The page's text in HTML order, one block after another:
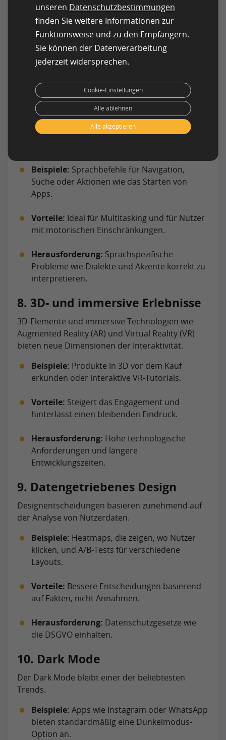
animiert werden.
Vorteile:Verbessert die Nutzerbindung und
macht Interaktionen flüssiger.
Herausforderung:
können verwirren und das Design überladen.
7. Voice User Interfaces (VUI)
Die Nutzung von sprachgesteuerten Interfaces
wächst stetig, da sie intuitive Interaktionen
Beispiele: Sprachbefehle für Navigation,
Suche oder Aktionen wie das Starten von
Apps.
Vorteile: Ideal für Multitasking und für Nutzer
mit motorischen Einschränkungen.
Herausforderung: Sprachspezifische
Probleme wie Dialekte und Akzente korrekt zu
interpretieren.
8. 3D- und immersive Erlebnisse
3D-Elemente und immersive Technologien wie
Augmented Reality (AR) und Virtual Reality (VR)
bieten neue Dimensionen der Interaktivität.
Beispiele: Produkte in 3D vor dem Kauf
erkunden oder interaktive VR-Tutorials.
Vorteile: Steigert das Engagement und
hinterlässt einen bleibenden Eindruck.
Herausforderung: Hohe technologische
Anforderungen und längere
Entwicklungszeiten.
9. Datengetriebenes Design
Designentscheidungen basieren zunehmend auf
der Analyse von Nutzerdaten.
Beispiele: Heatmaps, die zeigen, wo Nutzer
klicken, und A/B-Tests für verschiedene
Layouts.
Vorteile: Bessere Entscheidungen basierend
auf Fakten, nicht Annahmen.
Herausforderung: Datenschutzgesetze wie
die DSGVO einhalten.
10. Dark Mode
Der Dark Mode bleibt einer der beliebtesten
Trends.
Beispiele: Apps wie Instagram oder WhatsApp
bieten standardmäßig eine Dunkelmodus-
Option an.
unseren Datenschutzbestimmungen
finden Sie weitere Informationen zur
Funktionsweise und zu den Empfängern.
Sie können der Datenverarbeitung
jederzeit widersprechen.
Alle akzeptieren
Alle ablehnen
Cookie-Einstellungen